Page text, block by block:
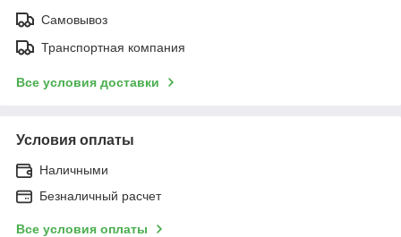
Самовывоз
Транспортная компания
Все условия доставки
Условия оплаты
Наличными
Безналичный расчет
Все условия оплаты